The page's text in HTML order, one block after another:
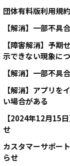
団体有料版利用規
【解消】一部不具
【障害解消】予期
示できない現象に
【解消】一部不具
【解消】アプリを
い場合がある
【2024年12月15
せ
カスタマーサポー
らせ